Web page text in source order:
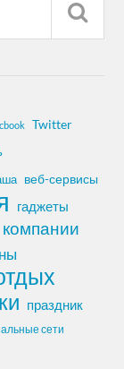
Twitter
веб-сервисы
гаджеты
компании
праздник
сети